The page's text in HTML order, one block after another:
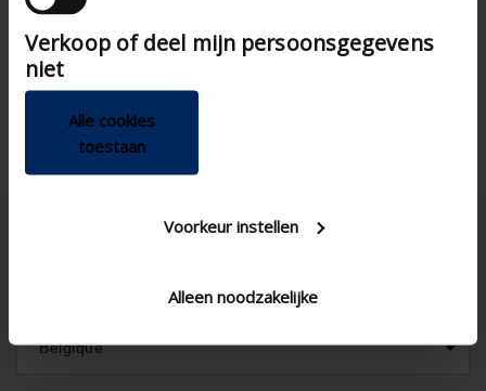
die ze hebben verzameld op basis van uw gebruik
van hun services.
Verkoop of deel mijn persoonsgegevens
niet
Alle cookies
toestaan
Voorkeur instellen
Alleen noodzakelijke
Hauteur (mm)
Possibilités d'installation
Montage horizontal
Couplable
Belgique